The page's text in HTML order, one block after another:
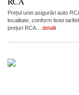
Prețul unei asigurări auto
localitate, conform listei
prețuri RCA... detalii